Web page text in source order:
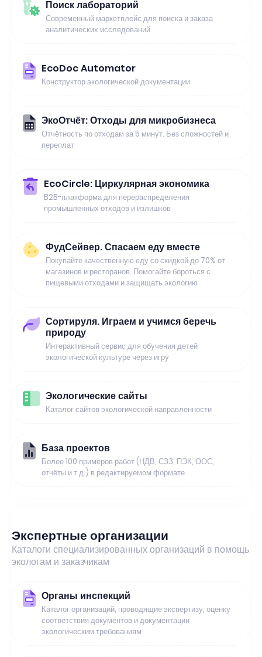
Поиск лабораторий
Современный маркетплейс для поиска и заказа
аналитических исследований
EcoDoc Automator
Конструктор экологической документации
ЭкоОтчёт: Отходы для микробизнеса
Отчётность по отходам за 5 минут. Без сложностей и
переплат
EcoCircle: Циркулярная экономика
B2B-платформа для перераспределения
промышленных отходов и излишков
ФудСейвер. Спасаем еду вместе
Покупайте качественную еду со скидкой до 70% от
магазинов и ресторанов. Помогайте бороться с
пищевыми отходами и защищать экологию
Сортируля. Играем и учимся беречь
природу
Интерактивный сервис для обучения детей
экологической культуре через игру
Экологические сайты
Каталог сайтов экологической направленности
База проектов
Более 100 примеров работ (НДВ, СЗЗ, ПЭК, ООС,
отчёты и т.д.) в редактируемом формате
Экспертные организации
Каталоги специализированных организаций в помощь
экологам и заказчикам
Органы инспекций
Каталог организаций, проводящие экспертизу, оценку
соответствия документов и документации
экологическим требованиям